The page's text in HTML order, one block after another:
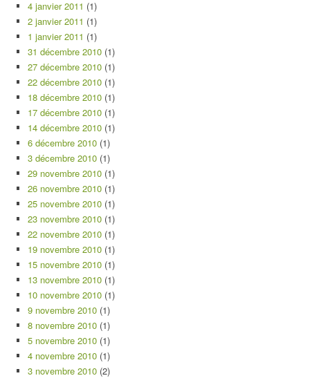
4 janvier 2011 (1)
2 janvier 2011 (1)
1 janvier 2011 (1)
31 décembre 2010 (1)
27 décembre 2010 (1)
22 décembre 2010 (1)
18 décembre 2010 (1)
17 décembre 2010 (1)
14 décembre 2010 (1)
6 décembre 2010 (1)
3 décembre 2010 (1)
29 novembre 2010 (1)
26 novembre 2010 (1)
25 novembre 2010 (1)
23 novembre 2010 (1)
22 novembre 2010 (1)
19 novembre 2010 (1)
15 novembre 2010 (1)
13 novembre 2010 (1)
10 novembre 2010 (1)
9 novembre 2010 (1)
8 novembre 2010 (1)
5 novembre 2010 (1)
4 novembre 2010 (1)
3 novembre 2010 (2)